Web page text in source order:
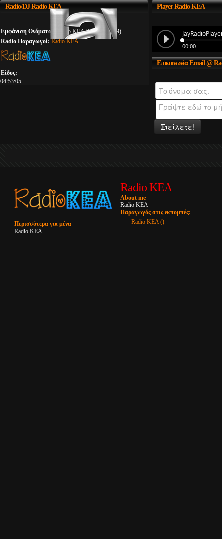
Radio/DJRadio KEA
Εμφάνιση Ονόματος:
Radio KEA (00:00 - 23:59)
Radio Παραγωγοί: Radio KEA
Είδος:
04:53:05
PlayerRadio KEA
ΕπικοινωνίαEmail @
Στείλετε!
Περισσότερα για μένα
Radio KEA
Radio KEA
About me
Radio KEA
Παραγωγός στις εκπομπές:
Radio KEA ()